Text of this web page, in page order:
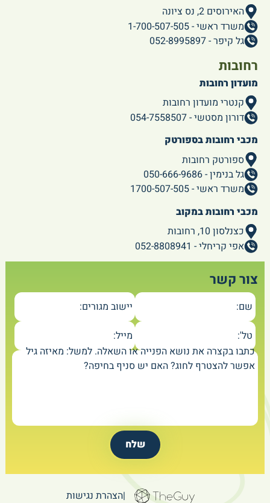
האירוסים 2, נס ציונה
משרד ראשי - 1-700-507-505
גל קיפר - 052-8995897
רחובות
מועדון רחובות
קנטרי מועדון רחובות
דורון מסטשי - 054-7558507
מכבי רחובות בספורטק
ספורטק רחובות
גל בנימין - 050-666-9686
משרד ראשי - 1700-507-505
מכבי רחובות במקוב
כצנלסון 10, רחובות
אפי קריחלי - 052-8808941
צור קשר
שם:
יישוב מגורים:
טל':
מייל:
כתבו בקצרה את נושא הפנייה או השאלה. למשל: מאיזה גיל
אפשר להצטרף לחוג? האם יש סניף בחיפה?
|הצהרת נגישות